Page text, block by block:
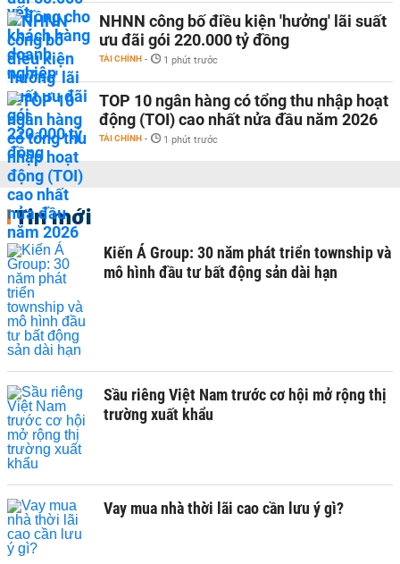
NHNN công bố điều kiện 'hưởng' lãi suất
ưu đãi gói 220.000 tỷ đồng
TÀI CHÍNH - 1 phút trước
TOP 10 ngân hàng có tổng thu nhập hoạt
động (TOI) cao nhất nửa đầu năm 2026
TÀI CHÍNH - 1 phút trước
Tin mới
Kiến Á Group: 30 năm phát triển township và
mô hình đầu tư bất động sản dài hạn
Sầu riêng Việt Nam trước cơ hội mở rộng thị
trường xuất khẩu
Vay mua nhà thời lãi cao cần lưu ý gì?